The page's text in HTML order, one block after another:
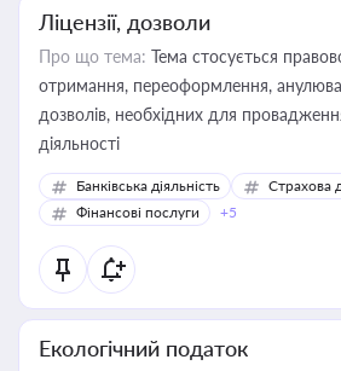
Ліцензії, дозволи
Про що тема: Тема стосується
отримання, переоформлення,
дозволів, необхідних для
діяльності
Банківська діяльність
Страхова
Фінансові послуги
+5
Екологічний податок